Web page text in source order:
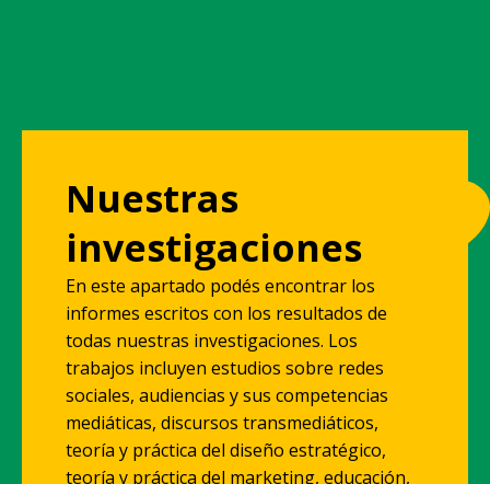
Nuestras
investigaciones
En este apartado podés encontrar los
informes escritos con los resultados de
todas nuestras investigaciones. Los
trabajos incluyen estudios sobre redes
sociales, audiencias y sus competencias
mediáticas, discursos transmediáticos,
teoría y práctica del diseño estratégico,
teoría y práctica del marketing, educación,